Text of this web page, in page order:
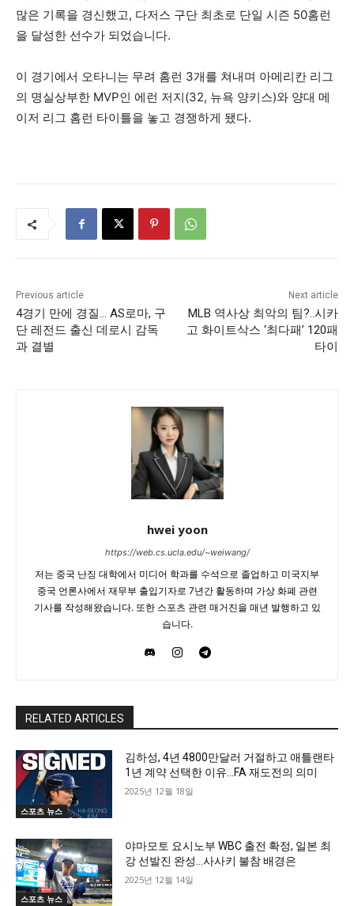
많은 기록을 경신했고, 다저스 구단 최초로 단일 시즌 50홈런
을 달성한 선수가 되었습니다.
이 경기에서 오타니는 무려 홈런 3개를 쳐내며 아메리칸 리그
의 명실상부한 MVP인 에런 저지(32, 뉴욕 양키스)와 양대 메
이저 리그 홈런 타이틀을 놓고 경쟁하게 됐다.
Previous article
4경기 만에 경질… AS로마, 구
단 레전드 출신 데로시 감독
과 결별
Next article
MLB 역사상 최악의 팀?..시카
고 화이트삭스 ‘최다패’ 120패
타이
hwei yoon
https://web.cs.ucla.edu/~weiwang/
저는 중국 난징 대학에서 미디어 학과를 수석으로 졸업하고 미국지부
중국 언론사에서 재무부 출입기자로 7년간 활동하며 가상 화폐 관련
기사를 작성해왔습니다. 또한 스포츠 관련 매거진을 매년 발행하고 있
습니다.
RELATED ARTICLES
스포츠 뉴스
김하성, 4년 4800만달러 거절하고 애틀랜타
1년 계약 선택한 이유…FA 재도전의 의미
2025년 12월 18일
스포츠 뉴스
야마모토 요시노부 WBC 출전 확정, 일본 최
강 선발진 완성…사사키 불참 배경은
2025년 12월 14일